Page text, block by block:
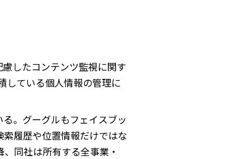
したコンテンツ監視に関す
している個人情報の管理に
。グーグルもフェイスブッ
履歴や位置情報だけではな
同社は所有する全事業・